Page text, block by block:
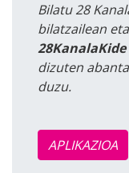
Bilatu 28
bilatzailean
28KanalaKide
dizuten
duzu.
APLIKAZIOA